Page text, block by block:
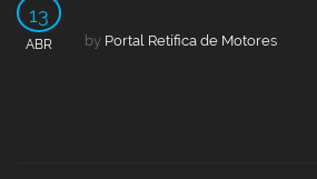
13
ABR by Portal Retífica de Motores